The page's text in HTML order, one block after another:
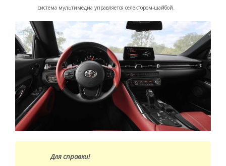
система мультимедиа управляется селектором-шайбой.
Для справки!